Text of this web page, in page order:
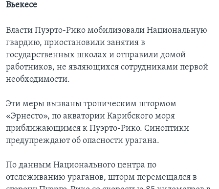
Вьекесе
Власти Пуэрто-Рико мобилизовали Национальную
гвардию, приостановили занятия в
государственных школах и отправили домой
работников, не являющихся сотрудниками первой
необходимости.
Эти меры вызваны тропическим штормом
«Эрнесто», по акватории Карибского моря
приближающимся к Пуэрто-Рико. Синоптики
предупреждают об опасности урагана.
По данным Национального центра по
отслеживанию ураганов, шторм перемещался в